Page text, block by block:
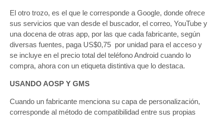
El otro trozo, es el que le corresponde a Google, donde ofrece
sus servicios que van desde el buscador, el correo, YouTube y
una docena de otras app, por las que cada fabricante, según
diversas fuentes, paga US$0,75 por unidad para el acceso y
se incluye en el precio total del teléfono Android cuando lo
compra, ahora con un etiqueta distintiva que lo destaca.
USANDO AOSP Y GMS
Cuando un fabricante menciona su capa de personalización,
corresponde al método de compatibilidad entre sus propias